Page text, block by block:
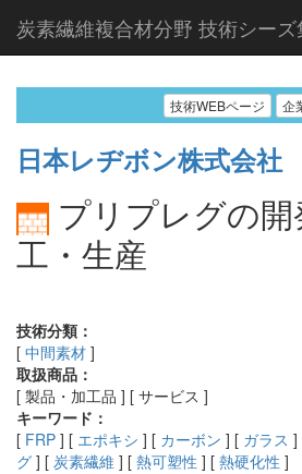
炭素繊維複合材分野 技術シーズ
技術WEBページ 企
日本レヂボン株式会社
プリプレグの開
工・生産
技術分類：
[ 中間素材 ]
取扱商品：
[ 製品・加工品 ] [ サービス ]
キーワード：
[ FRP ] [ エポキシ ] [ カーボン ] [ ガラス ]
グ ] [ 炭素繊維 ] [ 熱可塑性 ] [ 熱硬化性 ]